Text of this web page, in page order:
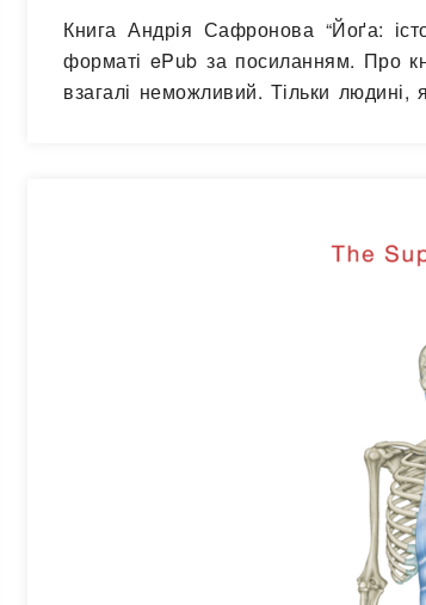
Книга Андрія Сафронова “Йоґа:
форматі ePub за посиланням. Про
взагалі неможливий. Тільки людині,